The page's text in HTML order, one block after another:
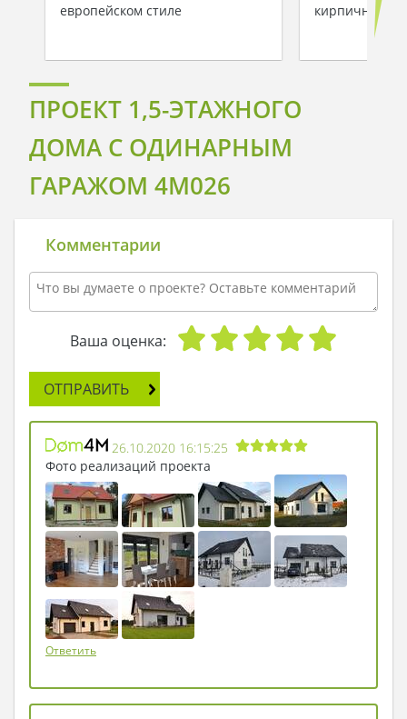
европейском стиле
кирпичного
ПРОЕКТ 1,5-ЭТАЖНОГО
ДОМА С ОДИНАРНЫМ
ГАРАЖОМ 4M026
Комментарии
Ваша оценка:
ОТПРАВИТЬ
26.10.2020 16:15:25
Фото реализаций проекта
Ответить